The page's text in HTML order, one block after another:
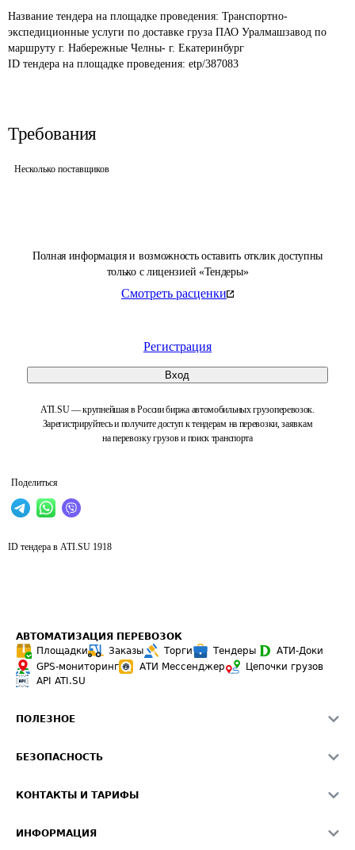
Полная информация и возможность оставить отклик доступны
только с лицензией «Тендеры»
Смотреть расценки
Регистрация
Вход
ATI.SU — крупнейшая в России биржа автомобильных грузоперевозок.
Зарегистрируйтесь и получите доступ к тендерам на перевозки, заявкам
на перевозку грузов и поиск транспорта
Поделиться
Название тендера на площадке проведения: Транспортно-
экспедиционные услуги по доставке груза ПАО Уралмашзавод по
маршруту г. Набережные Челны- г. Екатеринбург
ID тендера на площадке проведения: etp/387083
Требования
Несколько поставщиков
ID тендера в ATI.SU 1918
АВТОМАТИЗАЦИЯ ПЕРЕВОЗОК
Площадки
Заказы Торги Тендеры
АТИ-Доки
GPS-мониторинг
АТИ Мессенджер
Цепочки грузов
API ATI.SU
ПОЛЕЗНОЕ
Звезды ATI.SU на вашем сайте
Средние ставки
БЕЗОПАСНОСТЬ
Светофор+
КОНТАКТЫ И ТАРИФЫ
ИНФОРМАЦИЯ